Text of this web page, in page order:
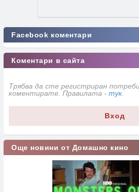
Facebook коментари
Коментари в сайта
Трябва да сте регистриран
коментирате. Правилата - тук.
Вход
Още новини от Домашно кино